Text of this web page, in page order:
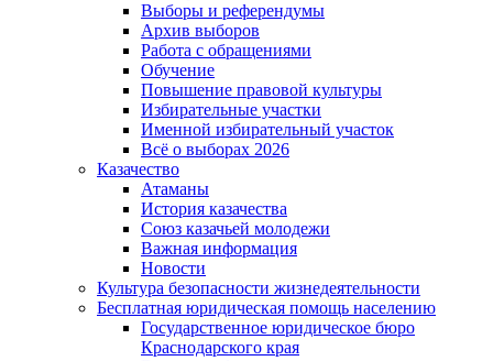
Выборы и референдумы
Архив выборов
Работа с обращениями
Обучение
Повышение правовой культуры
Избирательные участки
Именной избирательный участок
Всё о выборах 2026
Казачество
Атаманы
История казачества
Союз казачьей молодежи
Важная информация
Новости
Культура безопасности жизнедеятельности
Бесплатная юридическая помощь населению
Государственное юридическое бюро
Краснодарского края